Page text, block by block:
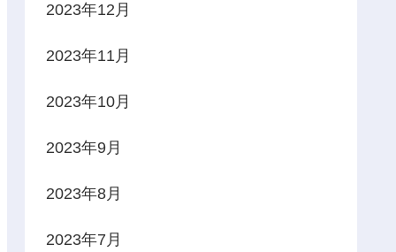
2023年12月
2023年11月
2023年10月
2023年9月
2023年8月
2023年7月